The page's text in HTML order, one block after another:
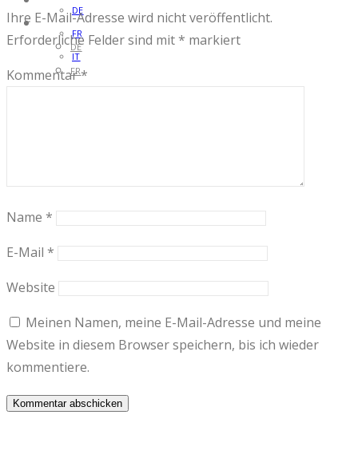
DE
FR
IT
SPRACHE
DE
FR
Ihre E-Mail-Adresse wird nicht veröffentlicht.
Erforderliche Felder sind mit* markiert
Kommentar*
Name *
E-Mail *
Website
Meinen Namen, meine E-Mail-Adresse und meine
Website in diesem Browser speichern, bis ich wieder
kommentiere.